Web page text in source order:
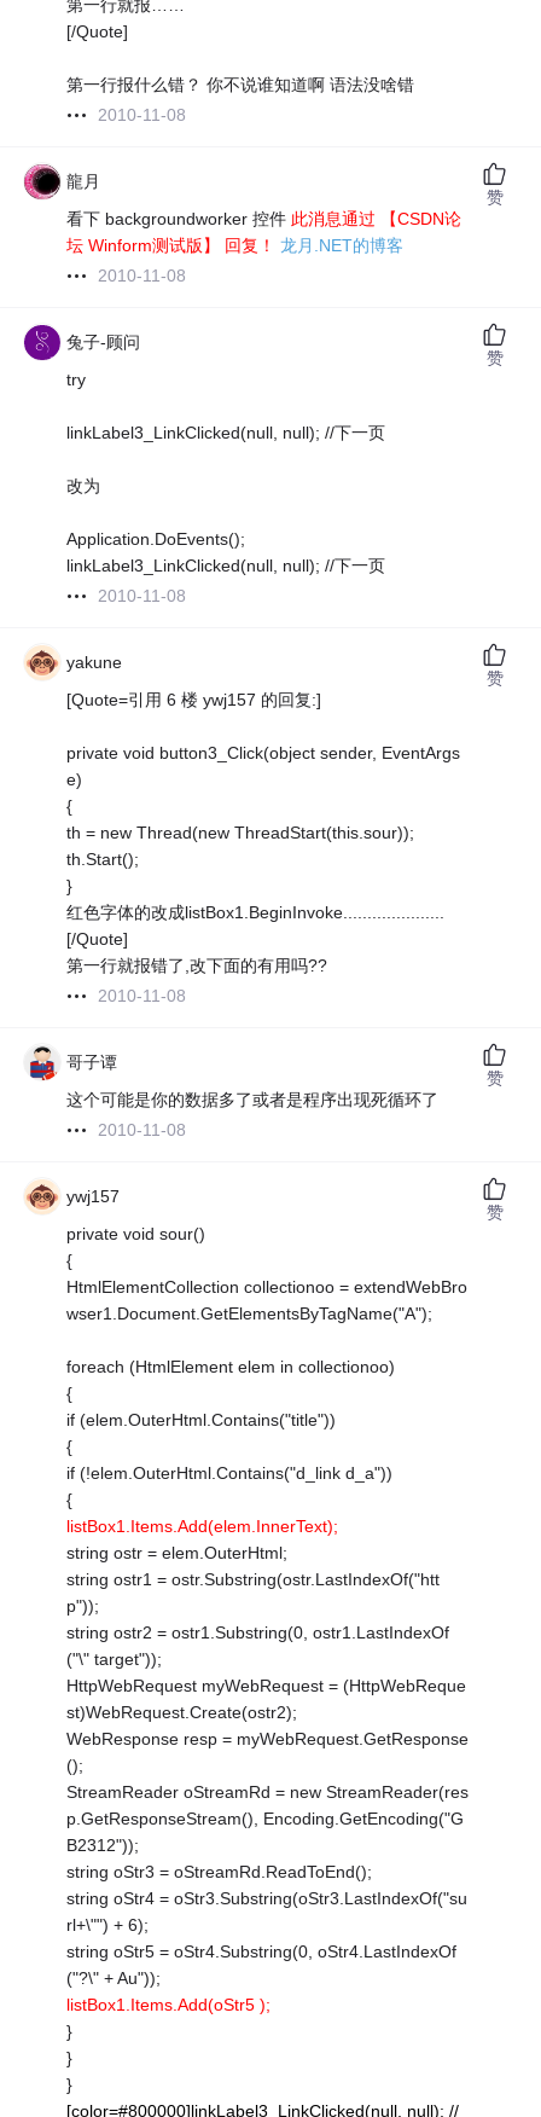
第一行就报……
[/Quote]
第一行报什么错？ 你不说谁知道啊 语法没啥错
2010-11-08
龍月
看下 backgroundworker 控件 此消息通过 【CSDN论
坛 Winform测试版】 回复！
龙月.NET的博客
2010-11-08
赞
兔子-顾问
try
linkLabel3_LinkClicked(null, null); //下一页
改为
Application.DoEvents();
linkLabel3_LinkClicked(null, null); //下一页
2010-11-08
赞
yakune
[Quote=引用 6 楼 ywj157 的回复:]
private void button3_Click(object sender, EventArgs
e)
{
th = new Thread(new ThreadStart(this.sour));
th.Start();
}
红色字体的改成listBox1.BeginInvoke.....................
[/Quote]
第一行就报错了,改下面的有用吗??
2010-11-08
赞
哥子谭
这个可能是你的数据多了或者是程序出现死循环了
2010-11-08
赞
ywj157
private void sour()
{
HtmlElementCollection collectionoo = extendWebBro
wser1.Document.GetElementsByTagName("A");
foreach (HtmlElement elem in collectionoo)
{
if (elem.OuterHtml.Contains("title"))
{
if (!elem.OuterHtml.Contains("d_link d_a"))
{
listBox1.Items.Add(elem.InnerText);
string ostr = elem.OuterHtml;
string ostr1 = ostr.Substring(ostr.LastIndexOf("htt
p"));
string ostr2 = ostr1.Substring(0, ostr1.LastIndexOf
("\" target"));
HttpWebRequest myWebRequest = (HttpWebReque
st)WebRequest.Create(ostr2);
WebResponse resp = myWebRequest.GetResponse
();
StreamReader oStreamRd = new StreamReader(res
p.GetResponseStream(), Encoding.GetEncoding("G
B2312"));
string oStr3 = oStreamRd.ReadToEnd();
string oStr4 = oStr3.Substring(oStr3.LastIndexOf("su
rl+\"") + 6);
string oStr5 = oStr4.Substring(0, oStr4.LastIndexOf
("?\" + Au"));
listBox1.Items.Add(oStr5 );
}
}
}
[color=#800000]linkLabel3_LinkClicked(null, null); //
赞